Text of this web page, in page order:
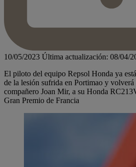
10/05/2023 Última actualización: 08/04/
El piloto del equipo Repsol Honda ya
de la lesión sufrida en Portimao y volverá
compañero Joan Mir, a su Honda
Gran Premio de Francia